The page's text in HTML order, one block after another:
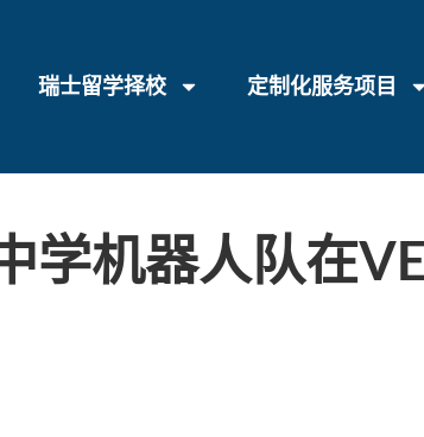
瑞士留学择校 定制化服务项目
学机器人队在